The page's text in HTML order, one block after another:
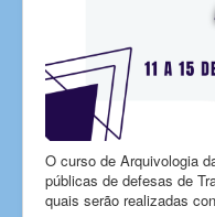
O curso de Arquivologia
públicas de defesas de
quais serão realizadas